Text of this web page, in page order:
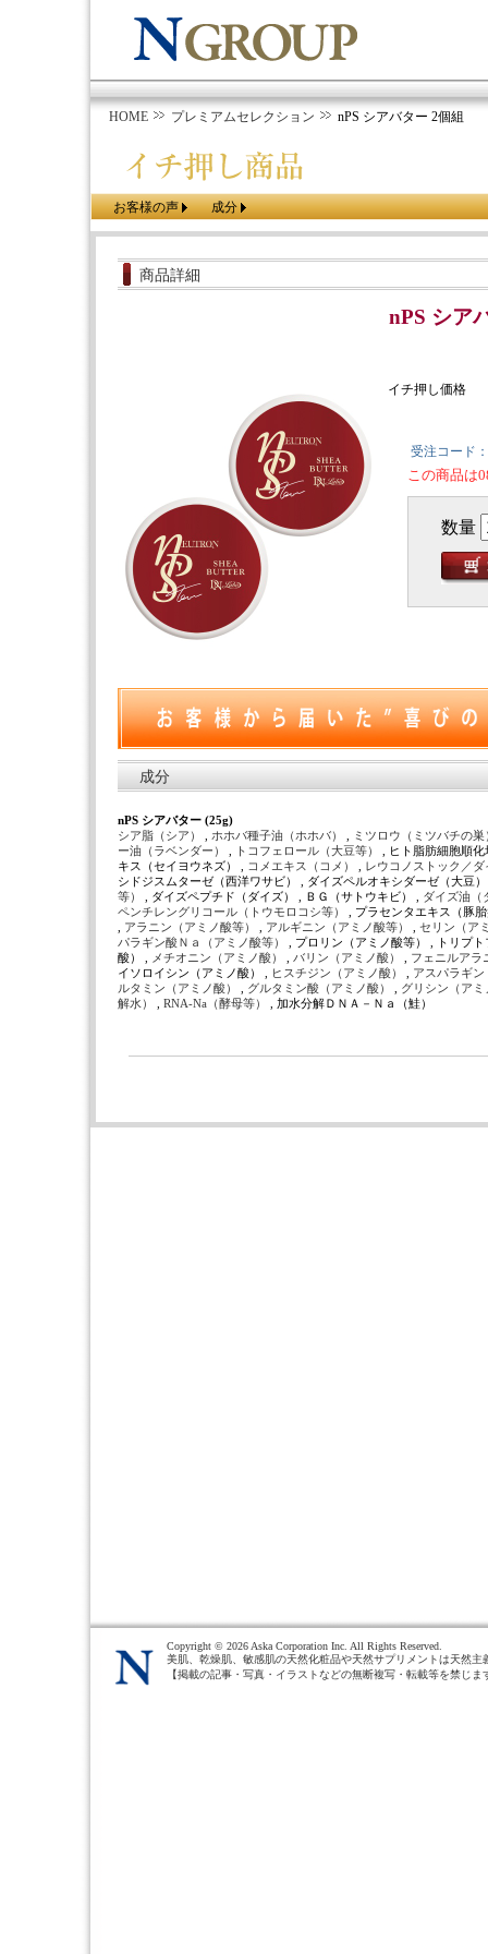
HOME プレミアムセレクション nPS シアバター 2個組
お客様の声 成分
商品詳細
nPS シア
イチ押し価格
受注コード：
この商品は
数量
成分
nPS シアバター (25g)
シア脂（シア）
ホホバ種子油（ホホバ）
ミツロウ（ミツバチの
ー油（ラベンダー）
トコフェロール（大豆等）
, ヒト脂肪細胞順
キス（セイヨウネズ） ,
コメエキス（コメ）
レウコノストック／
シドジスムターゼ（西洋ワサビ） , ダイズペルオキシダーゼ（大豆
等）
, ダイズペプチド（ダイズ） , ＢＧ（サトウキビ） ,
ダイズ油（
ペンチレングリコール（トウモロコシ等）
, プラセンタエキス（豚
アラニン（アミノ酸等） アルギニン（アミノ酸等）
セリン（ア
パラギン酸Ｎａ（アミノ酸等）
, プロリン（アミノ酸等） , トリプ
酸） ,
メチオニン（アミノ酸） バリン（アミノ酸）
フェニルアラ
イソロイシン（アミノ酸） ,
ヒスチジン（アミノ酸）
アスパラギ
ルタミン（アミノ酸）
グルタミン酸（アミノ酸）
グリシン（ア
解水）
RNA-Na（酵母等） , 加水分解ＤＮＡ－Ｎａ（鮭）
Copyright © 2026 Aska Corporation Inc. All Rights Reserved.
美肌、乾燥肌、敏感肌の天然化粧品や天然サプリメントは天然主
【掲載の記事・写真・イラストなどの無断複写・転載等を禁じま